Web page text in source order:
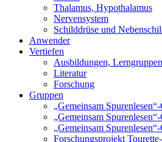
Thalamus, Hypothalamus
Nervensystem
Schilddrüse und
Anwender
Vertiefen
Ausbildungen,
Literatur
Forschung
Gruppen
„Gemeinsam
„Gemeinsam
„Gemeinsam
Forschungsprojekt